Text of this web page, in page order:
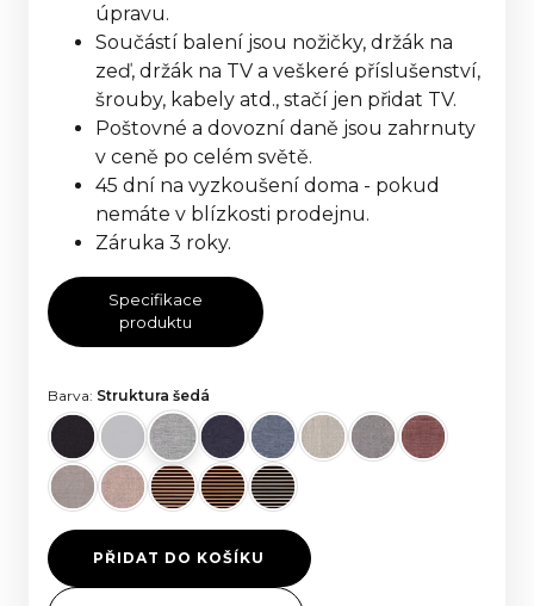
úpravu.
Součástí balení jsou nožičky, držák na
zeď, držák na TV a veškeré příslušenství,
šrouby, kabely atd., stačí jen přidat TV.
Poštovné a dovozní daně jsou zahrnuty
v ceně po celém světě.
45 dní na vyzkoušení doma - pokud
nemáte v blízkosti prodejnu.
Záruka 3 roky.
Specifikace
produktu
Barva: Struktura šedá
PŘIDAT DO KOŠÍKU